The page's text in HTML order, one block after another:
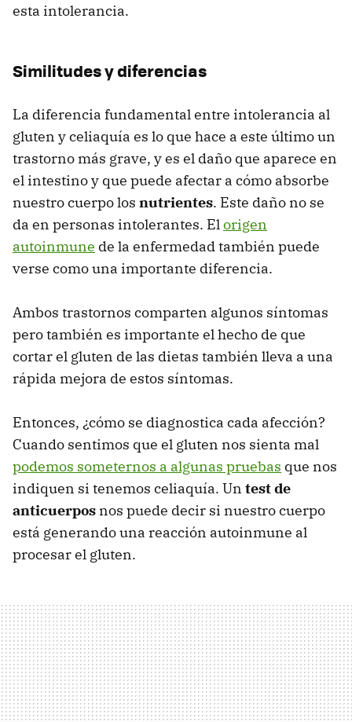
esta intolerancia.
Similitudes y diferencias
La diferencia fundamental entre intolerancia al
gluten y celiaquía es lo que hace a este último un
trastorno más grave, y es el daño que aparece en
el intestino y que puede afectar a cómo absorbe
nuestro cuerpo los nutrientes. Este daño no se
da en personas intolerantes. Elorigen
autoinmune de la enfermedad también puede
verse como una importante diferencia.
Ambos trastornos comparten algunos síntomas
pero también es importante el hecho de que
cortar el gluten de las dietas también lleva a una
rápida mejora de estos síntomas.
Entonces, ¿cómo se diagnostica cada afección?
Cuando sentimos que el gluten nos sienta mal
podemos someternos a algunas pruebas que nos
indiquen si tenemos celiaquía. Un test de
anticuerpos nos puede decir si nuestro cuerpo
está generando una reacción autoinmune al
procesar el gluten.